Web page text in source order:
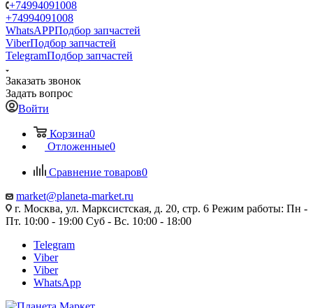
+74994091008
+74994091008
WhatsAPPПодбор запчастей
ViberПодбор запчастей
TelegramПодбор запчастей
Заказать звонок
Задать вопрос
Войти
Корзина0
Отложенные0
Сравнение товаров0
market@planeta-market.ru
г. Москва, ул. Марксистская, д. 20, стр. 6 Режим работы: Пн -
Пт. 10:00 - 19:00 Суб - Вс. 10:00 - 18:00
Telegram
Viber
Viber
WhatsApp